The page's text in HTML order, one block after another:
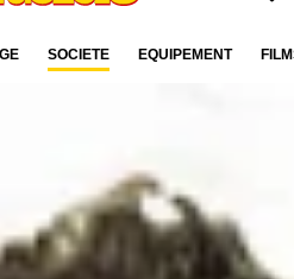
SOCIÉTÉ ÉQUIPEMENT